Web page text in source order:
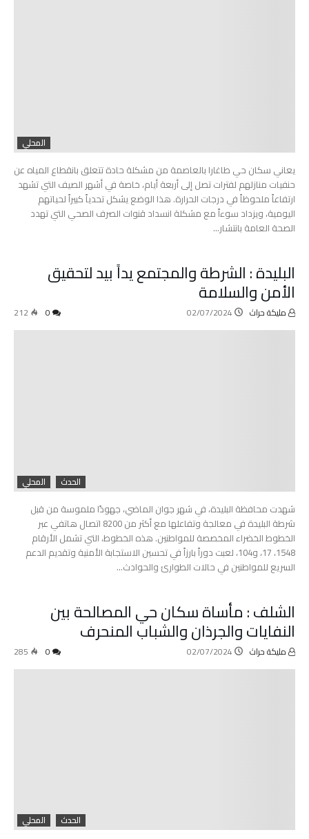
المحلي
يعاني سكان حي طاغارا بالعاصمة من مشكلة حادة تتعلق بانقطاع المياه عن
حنفيات منازلهم لفترات تصل إلى أربعة أيام، خاصة في أشهر الصيف التي تشهد
ارتفاعاً ملحوظاً في درجات الحرارة. هذا الوضع يشكل تحدياً كبيراً لحياتهم
اليومية، ويزداد سوءاً مع مشكلة انسداد قنوات الصرف الصحي التي تهدد
الصحة العامة بانتشار…
البليدة : الشرطة والمجتمع يداً بيد لتحقيق
الأمن والسلامة
مليكة حراث 02/07/2024
212
الحدث المحلي
شهدت محافظة البليدة، في شهر جوان الماضي، جهودًا ملموسة من قبل
شرطة البليدة في معالجة وتفاعلها مع أكثر من 8200 اتصال هاتفي عبر
الخطوط الخضراء المخصصة للمواطنين. هذه الخطوط، التي تشمل الأرقام
1548، 17، و104، لعبت دوراً بارزاً في تحسين الاستجابة الأمنية وتقديم الدعم
السريع للمواطنين في حالات الطوارئ والحوادث…
الشلف : مأساة سكان حي المصالحة بين
النفايات والجرذان والشباب المنحرف
مليكة حراث 02/07/2024
285
الحدث المحلي